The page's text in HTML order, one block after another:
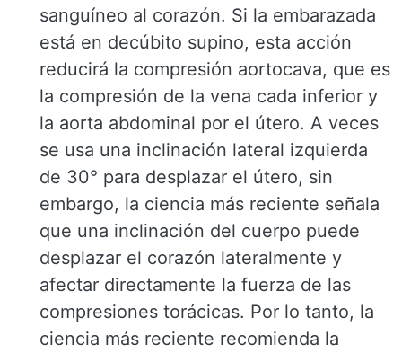
sanguíneo al corazón. Si la embarazada
está en decúbito supino, esta acción
reducirá la compresión aortocava, que es
la compresión de la vena cada inferior y
la aorta abdominal por el útero. A veces
se usa una inclinación lateral izquierda
de 30° para desplazar el útero, sin
embargo, la ciencia más reciente señala
que una inclinación del cuerpo puede
desplazar el corazón lateralmente y
afectar directamente la fuerza de las
compresiones torácicas. Por lo tanto, la
ciencia más reciente recomienda la